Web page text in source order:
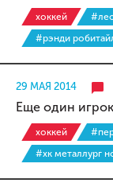
хоккей
#рэнди
29 МАЯ 2014
Еще один
хоккей
#хк металлург